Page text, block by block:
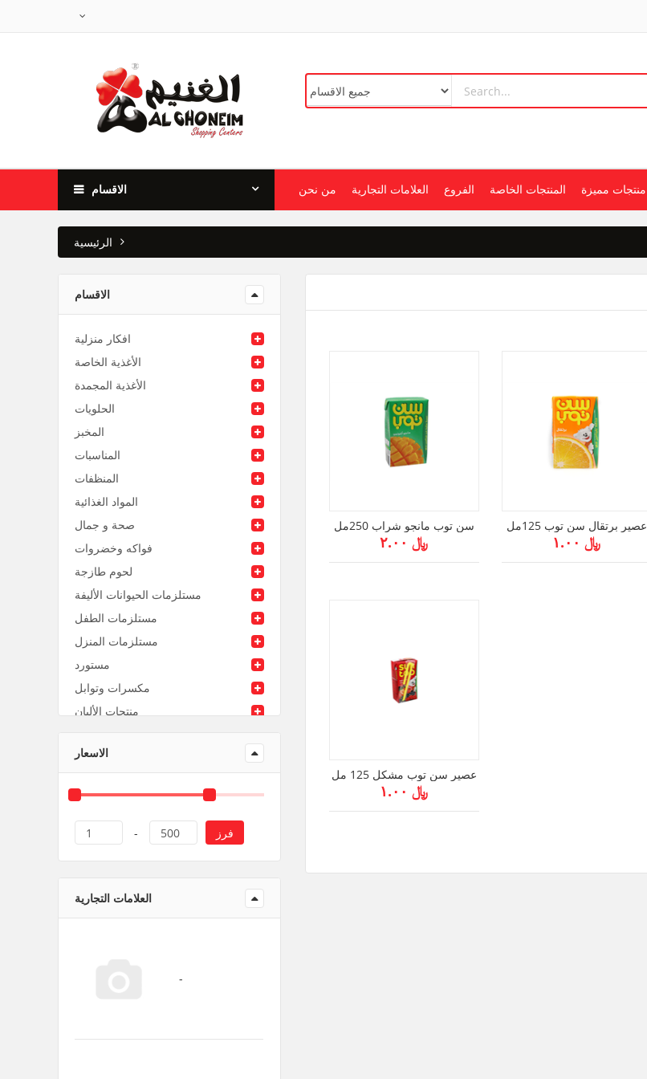
الاقسام من نحن العلامات التجارية الفروع المنتجات الخاصة منتجات مميزة
الرئيسية
الاقسام
افكار منزلية
الأغذية الخاصة
الأغذية المجمدة
الحلويات
المخبز
المناسبات
المنظفات
المواد الغذائية
صحة و جمال
فواكه وخضروات
لحوم طازجة
مستلزمات الحيوانات الأليفة
مستلزمات الطفل
مستلزمات المنزل
مستورد
مكسرات وتوابل
منتجات الألبان
الاسعار
1 - 500 فرز
العلامات التجارية
سن توب مانجو شراب 250مل
﷼ ۲.۰۰
عصير برتقال سن توب 125مل
﷼ ۱.۰۰
عصير سن توب مشكل 125 مل
﷼ ۱.۰۰